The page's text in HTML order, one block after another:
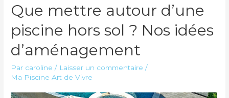
Que mettre autour d’une
piscine hors sol ? Nos idées
d’aménagement
Par caroline / Laisser un commentaire /
Ma Piscine Art de Vivre